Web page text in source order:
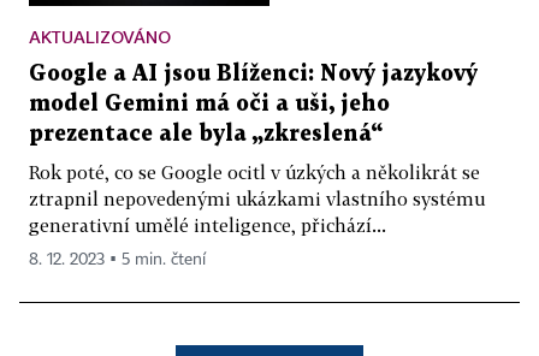
AKTUALIZOVÁNO
Google a AI jsou Blíženci: Nový jazykový
model Gemini má oči a uši, jeho
prezentace ale byla „zkreslená“
Rok poté, co se Google ocitl v úzkých a několikrát se
ztrapnil nepovedenými ukázkami vlastního systému
generativní umělé inteligence, přichází...
8. 12. 2023 ▪ 5 min. čtení